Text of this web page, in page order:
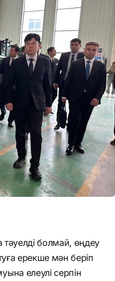
болмай, өңдеу
ерекше мән беріп
елеулі серпін